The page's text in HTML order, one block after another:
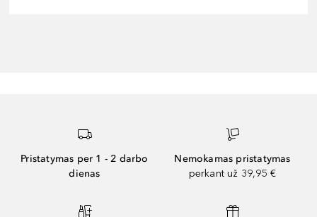
Pristatymas per 1 - 2 darbo
dienas
Nemokamas pristatymas
perkant už 39,95 €